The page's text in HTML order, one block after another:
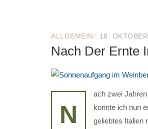
ALLGEMEIN / 18.
Nach Der Ernte
N
ach zwei
konnte ich nun
geliebtes Italien